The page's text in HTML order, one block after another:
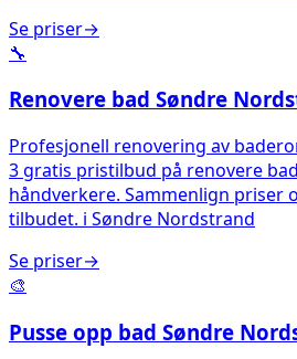
Se priser→
🔧
Renovere bad Søndre
Profesjonell renovering av
3 gratis pristilbud på renovere
håndverkere. Sammenlign priser
tilbudet. i Søndre Nordstrand
Se priser→
🎨
Pusse opp bad Søndre